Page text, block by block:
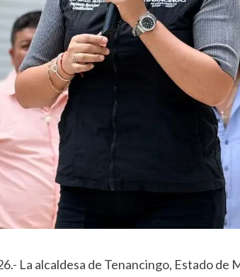
La alcaldesa de Tenancingo, Estado de